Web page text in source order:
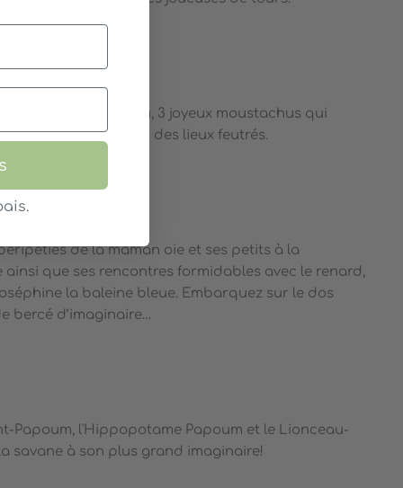
Fernand et Lulu, 3 joyeux moustachus qui
instruments et des lieux feutrés.
de la maman oie et ses petits à la
que ses rencontres formidables avec le renard,
la baleine bleue. Embarquez sur le dos
bercé d’imaginaire…
Papoum, l'Hippopotame Papoum et le Lionceau-
savane à son plus grand imaginaire!